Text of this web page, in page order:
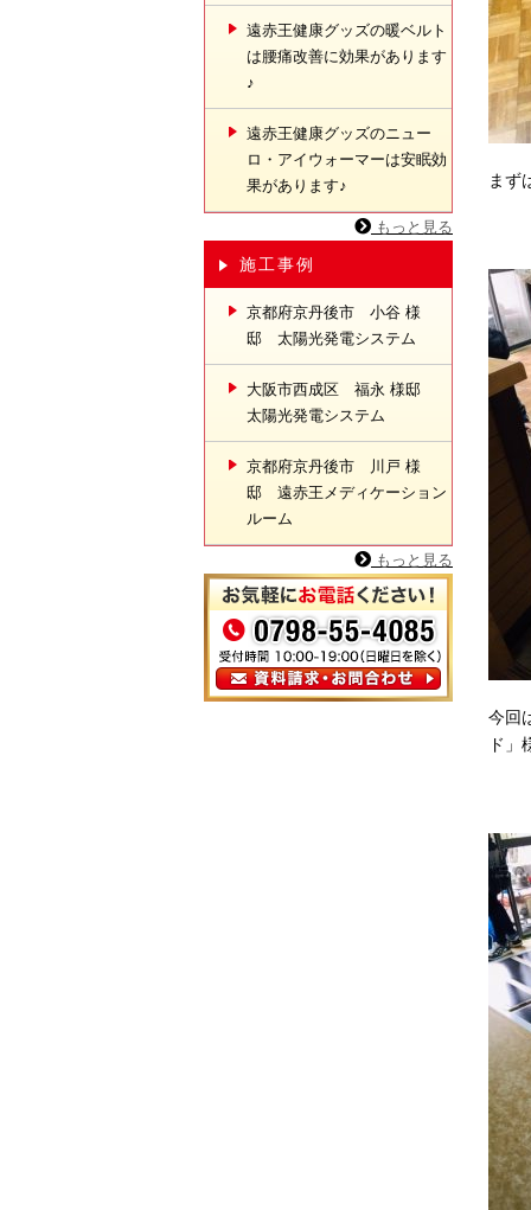
まず
今回
ド」
遠赤王健康グッズの暖ベルト
は腰痛改善に効果があります
♪
遠赤王健康グッズのニュー
ロ・アイウォーマーは安眠効
果があります♪
もっと見る
施工事例
京都府京丹後市 小谷 様
邸 太陽光発電システム
大阪市西成区 福永 様邸
太陽光発電システム
京都府京丹後市 川戸 様
邸 遠赤王メディケーション
ルーム
もっと見る